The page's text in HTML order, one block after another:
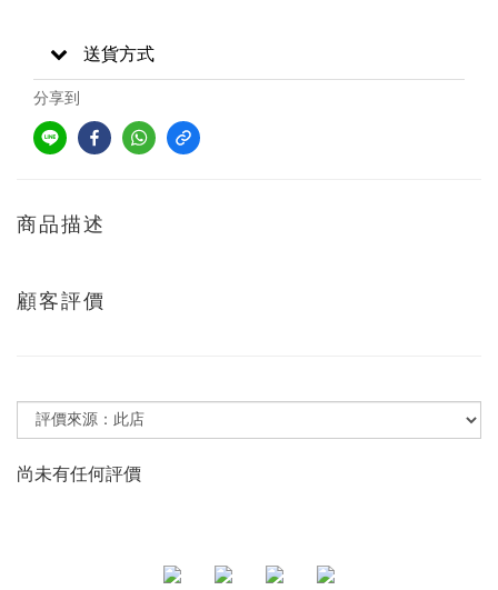
送貨方式
分享到
商品描述
顧客評價
尚未有任何評價